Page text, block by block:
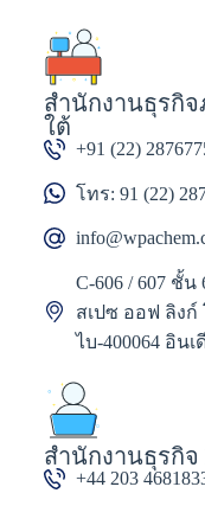
สำนักงานธุรกิจ
ใต้
+91 (22)
โทร: 91 (22)
C-606 / 607 ชั้
สเปซ ออฟ ลิง
ไบ-400064 อินเ
สำนักงานธุรกิจ
+44 203